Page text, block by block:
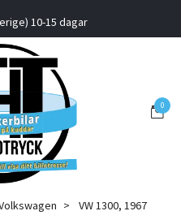
10-15 dagar
0
VW 1300, 1967